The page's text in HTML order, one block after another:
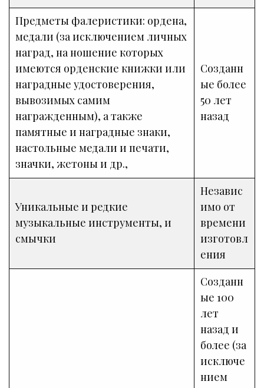
Предметы фалеристики: ордена,
медали (за исключением личных
наград, на ношение которых
имеются орденские книжки или
наградные удостоверения,
вывозимых самим
награжденным), а также
памятные и наградные знаки,
настольные медали и печати,
значки, жетоны и др.,
Созданн
ые более
50 лет
назад
Уникальные и редкие
музыкальные инструменты, и
смычки
Независ
имо от
времени
изготовл
ения
Созданн
ые 100
лет
назад и
более (за
исключе
нием